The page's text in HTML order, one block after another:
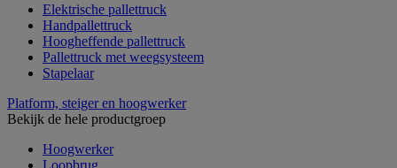
Elektrische pallettruck
Handpallettruck
Hoogheffende pallettruck
Pallettruck met weegsysteem
Stapelaar
Platform, steiger en hoogwerker
Bekijk de hele productgroep
Hoogwerker
Loopbrug